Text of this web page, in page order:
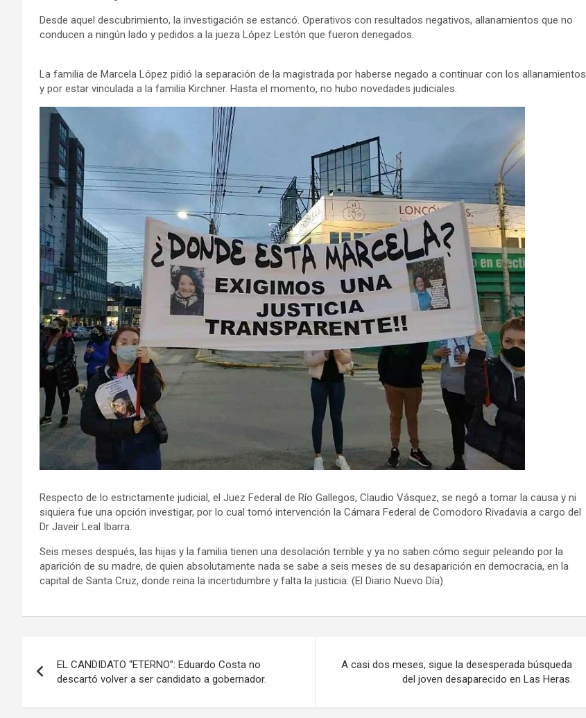
Desde aquel descubrimiento, la investigación se estancó. Operativos con resultados negativos, allanamientos que no
conducen a ningún lado y pedidos a la jueza López Lestón que fueron denegados.
La familia de Marcela López pidió la separación de la magistrada por haberse negado a continuar con los allanamientos
y por estar vinculada a la familia Kirchner. Hasta el momento, no hubo novedades judiciales.
Respecto de lo estrictamente judicial, el Juez Federal de Río Gallegos, Claudio Vásquez, se negó a tomar la causa y ni
siquiera fue una opción investigar, por lo cual tomó intervención la Cámara Federal de Comodoro Rivadavia a cargo del
Dr Javeir Leal Ibarra.
Seis meses después, las hijas y la familia tienen una desolación terrible y ya no saben cómo seguir peleando por la
aparición de su madre, de quien absolutamente nada se sabe a seis meses de su desaparición en democracia, en la
capital de Santa Cruz, donde reina la incertidumbre y falta la justicia. (El Diario Nuevo Día)
de
entradas
EL CANDIDATO “ETERNO”: Eduardo Costa no
descartó volver a ser candidato a gobernador.
A casi dos meses, sigue la desesperada búsqueda
del joven desaparecido en Las Heras.